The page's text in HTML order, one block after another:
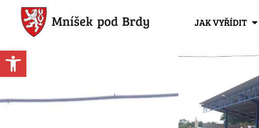
Open toolbar
JAK VYŘÍDIT